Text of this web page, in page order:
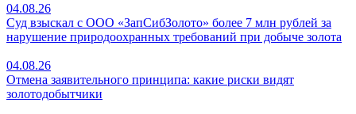
04.08.26
Суд взыскал с ООО «ЗапСибЗолото» более 7 млн рублей за
нарушение природоохранных требований при добыче золота
04.08.26
Отмена заявительного принципа: какие риски видят
золотодобытчики